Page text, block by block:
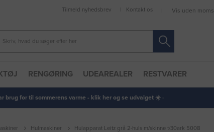
Tilmeld nyhedsbrev Kontakt os Vis uden moms
RENGØRING UDEAREALER RESTVARER
brug for til sommerens varme - klik her og se udvalget ☀️ ·
Hulmaskiner Hulapparat Leitz grå 2-huls m/skinne t/30ark 5008